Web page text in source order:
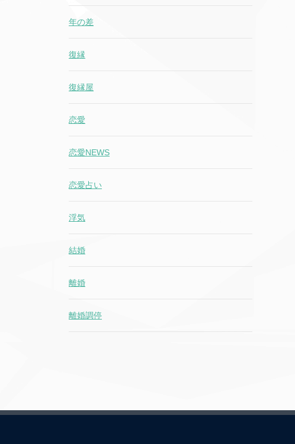
年の差
復縁
復縁屋
恋愛
恋愛NEWS
恋愛占い
浮気
結婚
離婚
離婚調停